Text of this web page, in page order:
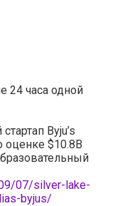
24 часа одной
Byju’s
оценке $10.8B
07/silver-lake-
byjus/